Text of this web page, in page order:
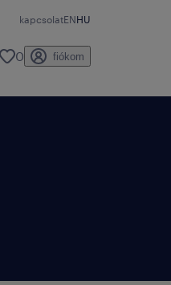
kapcsolatENHU
0 fiókom